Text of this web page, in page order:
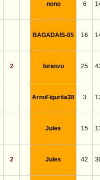
nono 6
BAGADAIS-05 16
2 lorenzo 25
ArnoFigurita38 3
Jules 15
2 Jules 42